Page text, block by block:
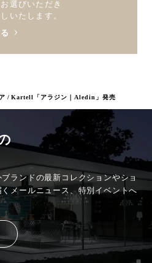
Kartell「アラジン｜Aledin」発売
選びいただき
いたします。
ランドの最新コレクションやショ
くメールニュース、特別イベントへ